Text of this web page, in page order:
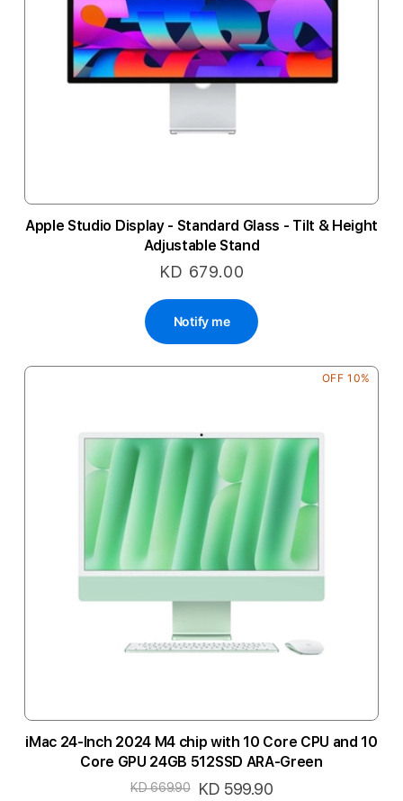
Apple Studio Display - Standard Glass - Tilt & Height
Adjustable Stand
KD 679.00
Notify me
10% OFF
iMac 24-Inch 2024 M4 chip with 10 Core CPU and 10
Core GPU 24GB 512SSD ARA-Green
السعر
KD 599.90
KD 669.90